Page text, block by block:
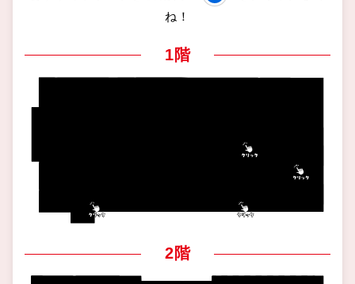
ね！
1階
2階